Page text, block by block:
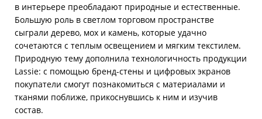
в интерьере преобладают природные и естественные.
Большую роль в светлом торговом пространстве
сыграли дерево, мох и камень, которые удачно
сочетаются с теплым освещением и мягким текстилем.
Природную тему дополнила технологичность продукции
Lassie: с помощью бренд-стены и цифровых экранов
покупатели смогут познакомиться с материалами и
тканями поближе, прикоснувшись к ним и изучив
состав.